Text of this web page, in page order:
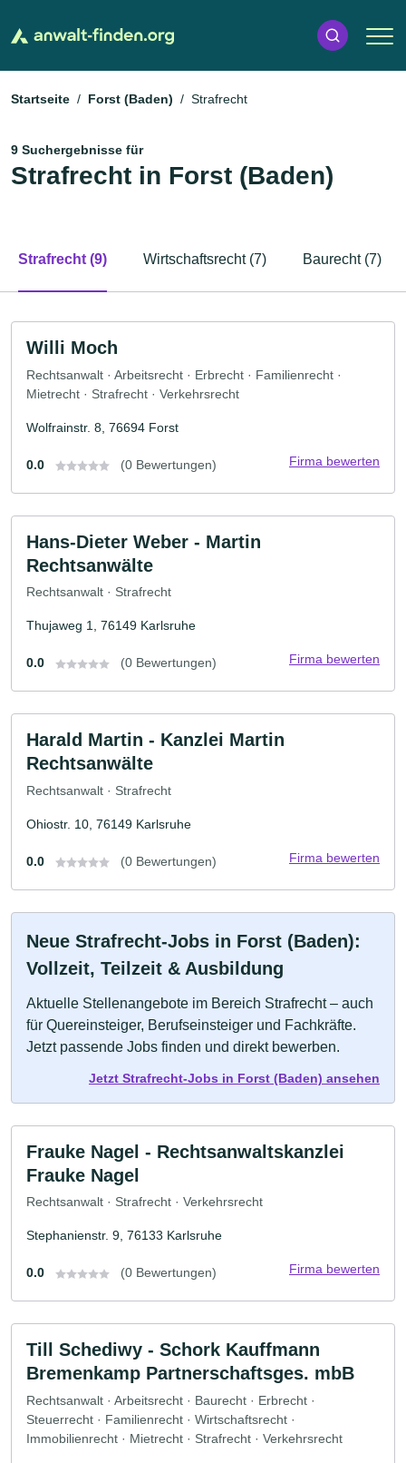
Startseite Forst (Baden) Strafrecht
9 Suchergebnisse für
Strafrecht in Forst (Baden)
Strafrecht (9) Wirtschaftsrecht (7) Baurecht (7)
Willi Moch
Rechtsanwalt · Arbeitsrecht · Erbrecht · Familienrecht ·
Mietrecht · Strafrecht · Verkehrsrecht
Wolfrainstr. 8, 76694 Forst
0.0 (0 Bewertungen) Firma bewerten
Hans-Dieter Weber - Martin
Rechtsanwälte
Rechtsanwalt · Strafrecht
Thujaweg 1, 76149 Karlsruhe
0.0 (0 Bewertungen) Firma bewerten
Harald Martin - Kanzlei Martin
Rechtsanwälte
Rechtsanwalt · Strafrecht
Ohiostr. 10, 76149 Karlsruhe
0.0 (0 Bewertungen) Firma bewerten
Neue Strafrecht-Jobs in Forst (Baden):
Vollzeit, Teilzeit & Ausbildung
Aktuelle Stellenangebote im Bereich Strafrecht – auch
für Quereinsteiger, Berufseinsteiger und Fachkräfte.
Jetzt passende Jobs finden und direkt bewerben.
Jetzt Strafrecht-Jobs in Forst (Baden) ansehen
Frauke Nagel - Rechtsanwaltskanzlei
Frauke Nagel
Rechtsanwalt · Strafrecht · Verkehrsrecht
Stephanienstr. 9, 76133 Karlsruhe
0.0 (0 Bewertungen) Firma bewerten
Till Schediwy - Schork Kauffmann
Bremenkamp Partnerschaftsges. mbB
Rechtsanwalt · Arbeitsrecht · Baurecht · Erbrecht ·
Steuerrecht · Familienrecht · Wirtschaftsrecht ·
Immobilienrecht · Mietrecht · Strafrecht · Verkehrsrecht